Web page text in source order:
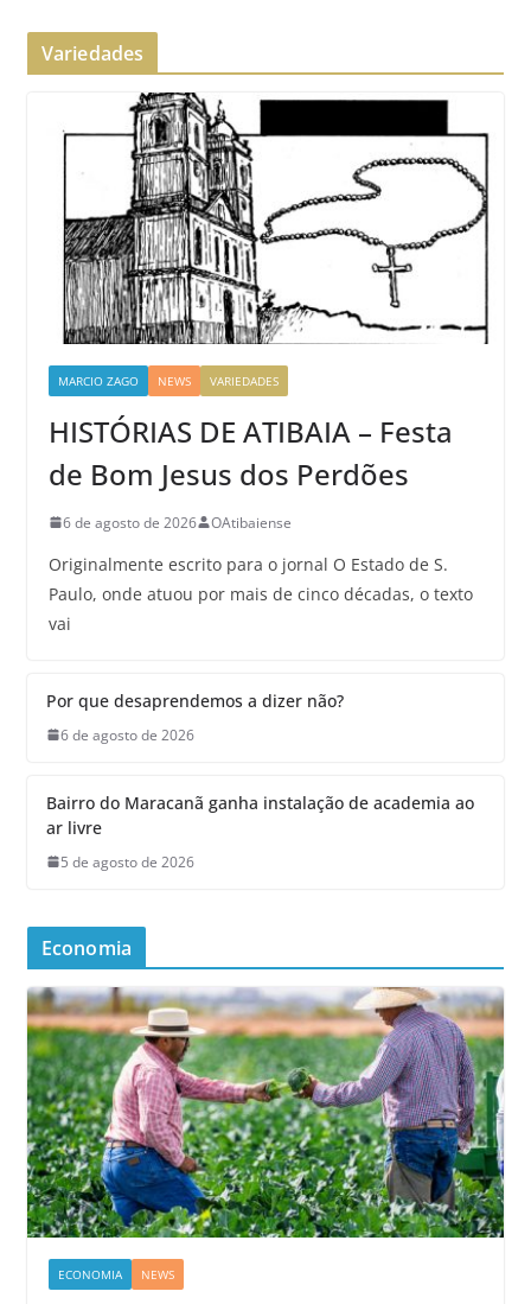
Variedades
MARCIO ZAGO NEWS VARIEDADES
HISTÓRIAS DE ATIBAIA – Festa
de Bom Jesus dos Perdões
6 de agosto de 2026 OAtibaiense
Originalmente escrito para o jornal O Estado de S.
Paulo, onde atuou por mais de cinco décadas, o texto
vai
Por que desaprendemos a dizer não?
6 de agosto de 2026
Bairro do Maracanã ganha instalação de academia ao
ar livre
5 de agosto de 2026
Economia
ECONOMIA NEWS